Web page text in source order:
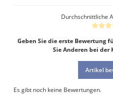
Durchschnittliche
Geben Sie die erste Bewertung
Sie Anderen bei der
Artikel
Es gibt noch keine Bewertungen.